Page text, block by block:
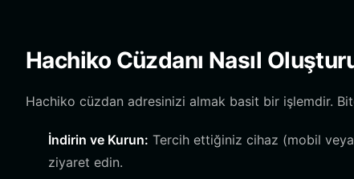
Hachiko Cüzdanı Nasıl
Hachiko cüzdan adresinizi almak basit bir işlemdir.
İndirin ve Kurun: Tercih ettiğiniz cihaz (mobil
ziyaret edin.